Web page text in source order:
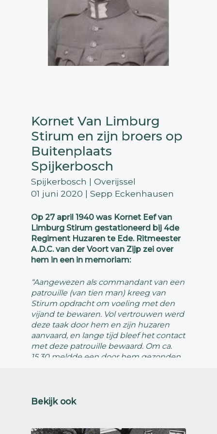
Kornet Van Limburg
Stirum en zijn broers op
Buitenplaats
Spijkerbosch
Spijkerbosch | Overijssel
01 juni 2020 | Sepp Eckenhausen
Op 27 april 1940 was Kornet Eef van
Limburg Stirum gestationeerd bij 4de
Regiment Huzaren te Ede. Ritmeester
A.D.C. van der Voort van Zijp zei over
hem in een in memoriam:
“Aangewezen als commandant van een
patrouille (van tien man) kreeg van
Stirum opdracht om voeling met den
vijand te bewaren. Vol vertrouwen werd
deze taak door hem en zijn huzaren
aanvaard, en lange tijd bleef het contact
met deze patrouille bewaard. Om ca.
15.30 meldde een door hem gezonden
Arnhem. Verdere berichten bleven uit,
tijding kwam, dat patrouille door sterke
Bekijk ook